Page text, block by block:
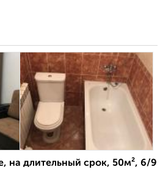
на длительный срок, 50м², 6/9